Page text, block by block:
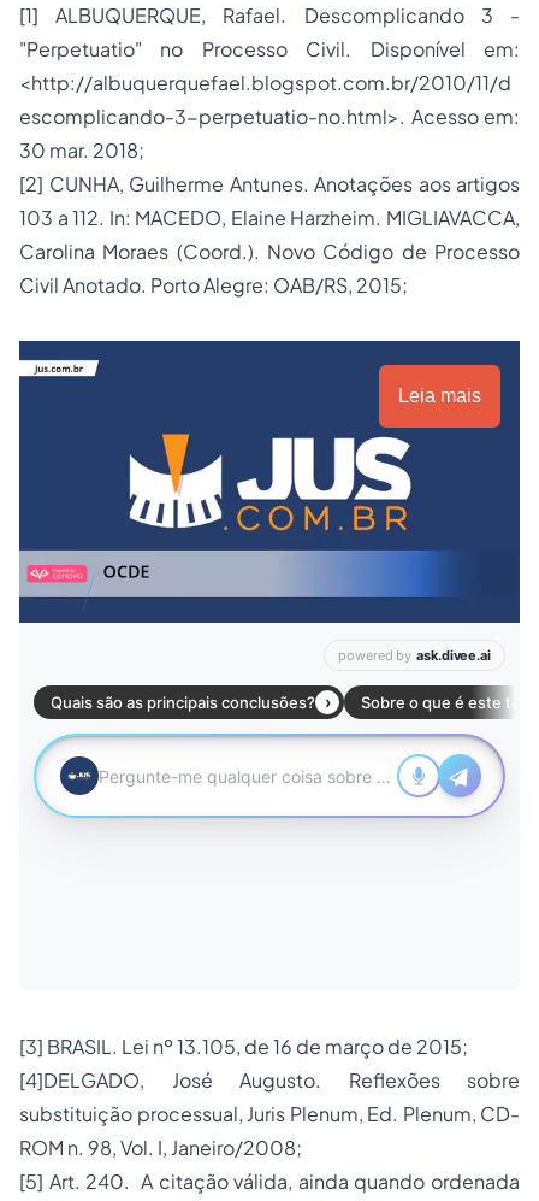
[1] ALBUQUERQUE, Rafael. Descomplicando 3 -
"Perpetuatio" no Processo Civil. Disponível em:
<http://albuquerquefael.blogspot.com.br/2010/11/d
escomplicando-3-perpetuatio-no.html>. Acesso em:
30 mar. 2018;
[2] CUNHA, Guilherme Antunes. Anotações aos artigos
103 a 112. In: MACEDO, Elaine Harzheim. MIGLIAVACCA,
Carolina Moraes (Coord.). Novo Código de Processo
Civil Anotado. Porto Alegre: OAB/RS, 2015;
Leia mais
[3] BRASIL. Lei nº 13.105, de 16 de março de 2015;
[4]DELGADO, José Augusto. Reflexões sobre
substituição processual, Juris Plenum, Ed. Plenum, CD-
ROM n. 98, Vol. I, Janeiro/2008;
[5] Art. 240. A citação válida, ainda quando ordenada